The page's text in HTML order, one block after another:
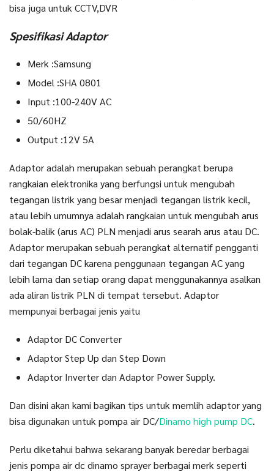
bisa juga untuk CCTV,DVR
Spesifikasi Adaptor
Merk :Samsung
Model :SHA 0801
Input :100-240V AC
50/60HZ
Output :12V 5A
Adaptor adalah merupakan sebuah perangkat berupa
rangkaian elektronika yang berfungsi untuk mengubah
tegangan listrik yang besar menjadi tegangan listrik kecil,
atau lebih umumnya adalah rangkaian untuk mengubah arus
bolak-balik (arus AC) PLN menjadi arus searah arus atau DC.
Adaptor merupakan sebuah perangkat alternatif pengganti
dari tegangan DC karena penggunaan tegangan AC yang
lebih lama dan setiap orang dapat menggunakannya asalkan
ada aliran listrik PLN di tempat tersebut. Adaptor
mempunyai berbagai jenis yaitu
Adaptor DC Converter
Adaptor Step Up dan Step Down
Adaptor Inverter dan Adaptor Power Supply.
Dan disini akan kami bagikan tips untuk memlih adaptor yang
bisa digunakan untuk pompa air DC/Dinamo high pump DC.
Perlu diketahui bahwa sekarang banyak beredar berbagai
jenis pompa air dc dinamo sprayer berbagai merk seperti